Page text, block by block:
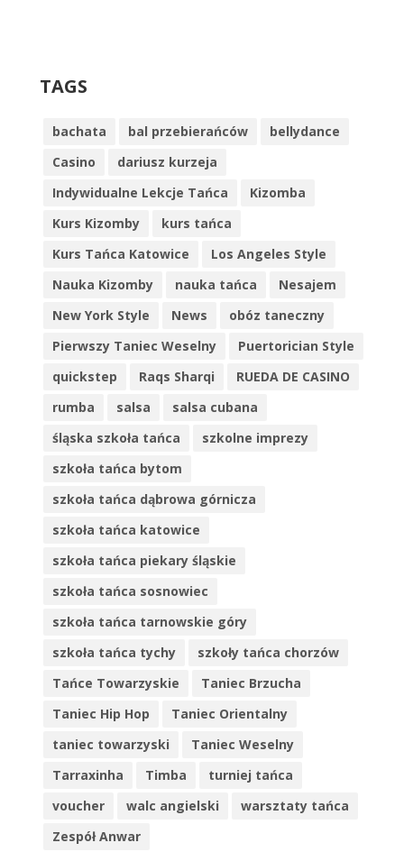
TAGS
bachata bal przebierańców
bellydance
Casino
dariusz kurzeja
Indywidualne Lekcje Tańca
Kizomba
Kurs Kizomby
kurs tańca
Kurs Tańca Katowice
Los Angeles Style
Nauka Kizomby
nauka tańca
Nesajem
New York Style
News
obóz taneczny
Pierwszy Taniec Weselny
Puertorician Style
quickstep
Raqs Sharqi
RUEDA DE CASINO
rumba
salsa
salsa cubana
śląska szkoła tańca
szkolne imprezy
szkoła tańca bytom
szkoła tańca dąbrowa górnicza
szkoła tańca katowice
szkoła tańca piekary śląskie
szkoła tańca sosnowiec
szkoła tańca tarnowskie góry
szkoła tańca tychy
szkoły tańca chorzów
Tańce Towarzyskie
Taniec Brzucha
Taniec Hip Hop
Taniec Orientalny
taniec towarzyski
Taniec Weselny
Tarraxinha
Timba
turniej tańca
voucher
walc angielski
warsztaty tańca
Zespół Anwar